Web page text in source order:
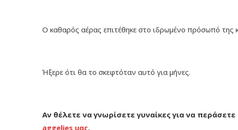
Ο καθαρός αέρας επιτέθηκε στο ιδρωμένο πρόσωπό της
Ήξερε ότι θα το σκεφτόταν αυτό για μήνες.
Αν θέλετε να γνωρίσετε γυναίκες για να περάσετε
aggelies μας.